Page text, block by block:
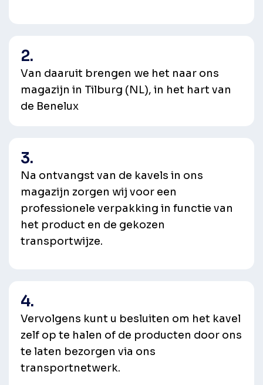
2.
Van daaruit brengen we het naar ons
magazijn in Tilburg (NL), in het hart van
de Benelux
3.
Na ontvangst van de kavels in ons
magazijn zorgen wij voor een
professionele verpakking in functie van
het product en de gekozen
transportwijze.
4.
Vervolgens kunt u besluiten om het kavel
zelf op te halen of de producten door ons
te laten bezorgen via ons
transportnetwerk.